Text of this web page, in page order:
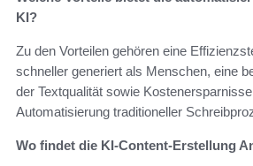
KI?
Zu den Vorteilen gehören eine
schneller generiert als Menschen, eine
der Textqualität sowie
Automatisierung traditioneller
Wo findet die KI-Content-Erstellung